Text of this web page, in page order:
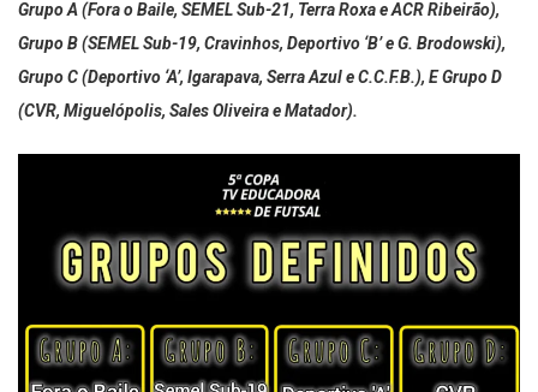
Grupo A (Fora o Baile, SEMEL Sub-21, Terra Roxa e ACR Ribeirão),
Grupo B (SEMEL Sub-19, Cravinhos, Deportivo ‘B’ e G. Brodowski),
Grupo C (Deportivo ‘A’, Igarapava, Serra Azul e C.C.F.B.), E Grupo D
(CVR, Miguelópolis, Sales Oliveira e Matador).